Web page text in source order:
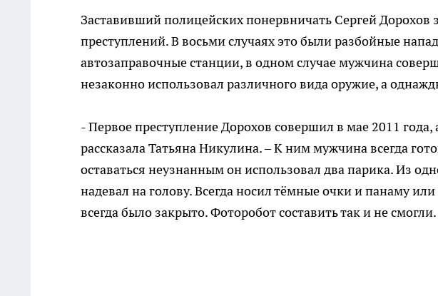
Заставивший полицейских понервничать Сергей Дорохов
преступлений. В восьми случаях это были разбойные
автозаправочные станции, в одном случае мужчина
незаконно использовал различного вида оружие, а
- Первое преступление Дорохов совершил в мае 2011 года,
рассказала Татьяна Никулина. – К ним мужчина всегда
оставаться неузнанным он использовал два парика. Из
надевал на голову. Всегда носил тёмные очки и панаму
всегда было закрыто. Фоторобот составить так и не смогли.